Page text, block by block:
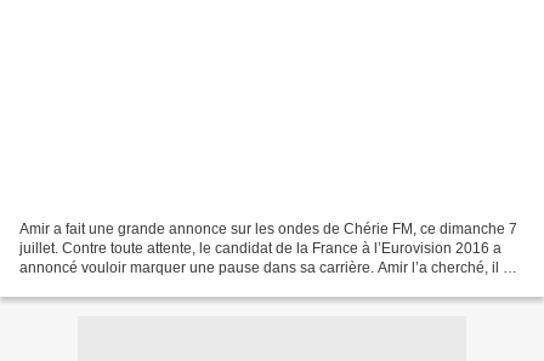
Amir a fait une grande annonce sur les ondes de Chérie FM, ce dimanche 7
juillet. Contre toute attente, le candidat de la France à l’Eurovision 2016 a
annoncé vouloir marquer une pause dans sa carrière. Amir l’a cherché, il a